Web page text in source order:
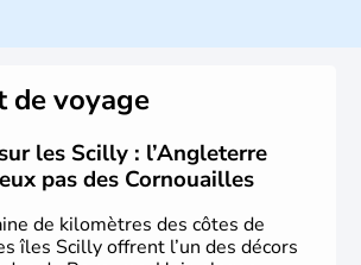
naît officiellement en 1801 avec l’
leRoyaume de Grande-Bretagne
. Puissance majeure duSiècle des
enlittérature, ensciences
en 1807 la première nation à abolir
. Membre de l’Union Européenne
Royaume-Uniengage, dès les années
de voyage
les Scilly : l’Angleterre
pas des Cornouailles
de kilomètres des côtes de
îles Scilly offrent l’un des décors